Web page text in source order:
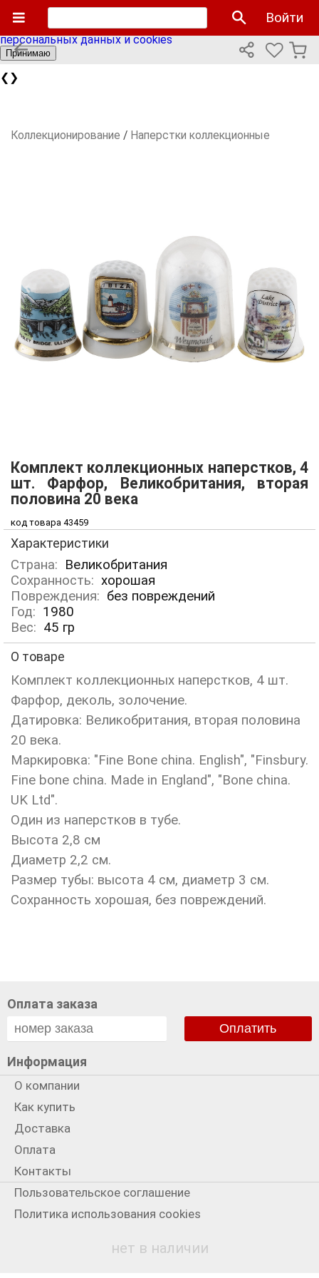
Мы используем cookies файлы для улучшения работы
сайта и персонализации. Продолжая пользоваться сайтом
вы соглашаетесь с нашейполитикой использования
персональных данных и cookies
Принимаю
❮ ❯
Войти
Коллекционирование / Наперстки коллекционные
Комплект коллекционных наперстков, 4
шт. Фарфор, Великобритания, вторая
половина 20 века
код товара 43459
Характеристики
Страна: Великобритания
Сохранность: хорошая
Повреждения: без повреждений
Год: 1980
Вес: 45 гр
О товаре
Комплект коллекционных наперстков, 4 шт.
Фарфор, деколь, золочение.
Датировка: Великобритания, вторая половина
20 века.
Маркировка: "Fine Bone china. English", "Finsbury.
Fine bone china. Made in England", "Bone china.
UK Ltd".
Один из наперстков в тубе.
Высота 2,8 см
Диаметр 2,2 см.
Размер тубы: высота 4 см, диаметр 3 см.
Сохранность хорошая, без повреждений.
нет в наличии
Оплата заказа
Оплатить
Информация
О компании
Как купить
Доставка
Оплата
Контакты
Пользовательское соглашение
Политика использования cookies